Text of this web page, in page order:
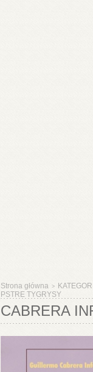
Strona główna >
PSTRE TYGRYSY
CABRERA